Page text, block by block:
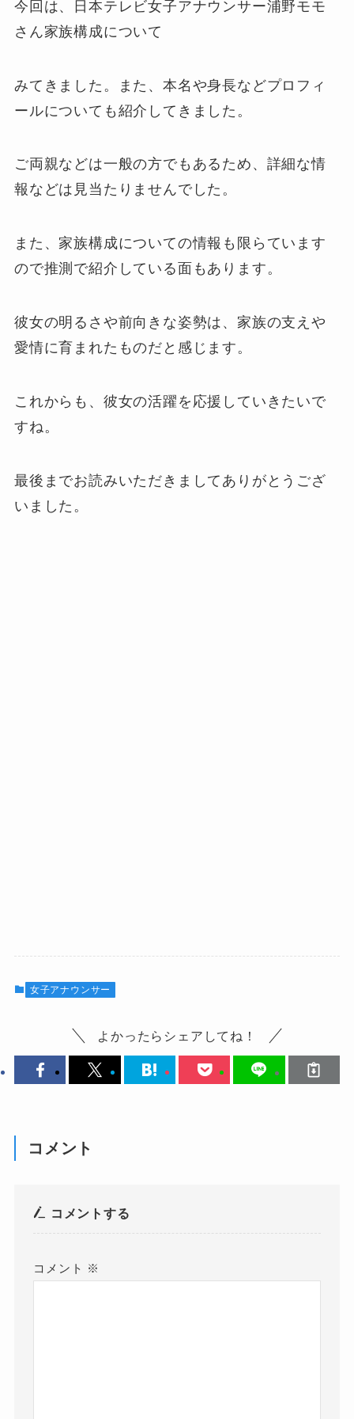
今回は、日本テレビ女子アナウンサー浦野モモ
さん家族構成について
みてきました。また、本名や身長などプロフィ
ールについても紹介してきました。
ご両親などは一般の方でもあるため、詳細な情
報などは見当たりませんでした。
また、家族構成についての情報も限らています
ので推測で紹介している面もあります。
彼女の明るさや前向きな姿勢は、家族の支えや
愛情に育まれたものだと感じます。​
これからも、彼女の活躍を応援していきたいで
すね。
最後までお読みいただきましてありがとうござ
いました。
女子アナウンサー
よかったらシェアしてね！
コメント
コメントする
コメント ※